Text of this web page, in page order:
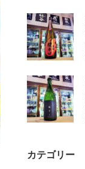
カテゴリー